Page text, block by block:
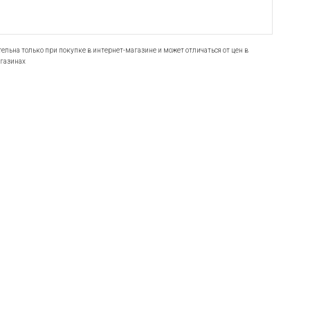
только при покупке в интернет-магазине и может отличаться от цен в